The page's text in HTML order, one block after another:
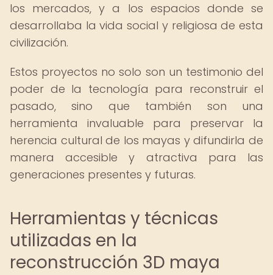
los mercados, y a los espacios donde se
desarrollaba la vida social y religiosa de esta
civilización.
Estos proyectos no solo son un testimonio del
poder de la tecnología para reconstruir el
pasado, sino que también son una
herramienta invaluable para preservar la
herencia cultural de los mayas y difundirla de
manera accesible y atractiva para las
generaciones presentes y futuras.
Herramientas y técnicas
utilizadas en la
reconstrucción 3D maya